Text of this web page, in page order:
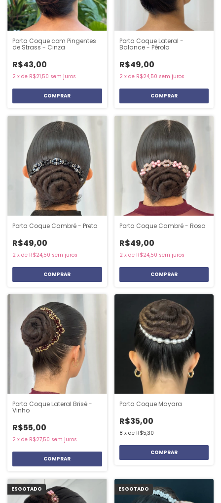
Porta Coque com Pingentes
de Strass - Cinza
R$43,00
2 x de R$21,50 sem juros
Porta Coque Lateral -
Balance - Pérola
R$49,00
2 x de R$24,50 sem juros
Porta Coque Cambré - Preto
R$49,00
2 x de R$24,50 sem juros
Porta Coque Cambré - Rosa
R$49,00
2 x de R$24,50 sem juros
Porta Coque Lateral Brisé -
Vinho
R$55,00
2 x de R$27,50 sem juros
Porta Coque Mayara
R$35,00
8 x de R$5,30
ESGOTADO ESGOTADO